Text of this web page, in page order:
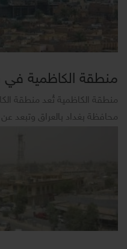
منطقة الكاظمية في
منطقة الكاظمية تُعد منطقة
محافظة بغداد بالعراق وتبعد